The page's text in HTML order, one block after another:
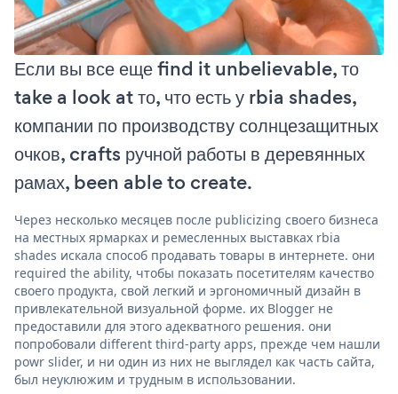
Если вы все еще find it unbelievable, то
take a look at то, что есть у rbia shades,
компании по производству солнцезащитных
очков, crafts ручной работы в деревянных
рамах, been able to create.
Через несколько месяцев после publicizing своего бизнеса
на местных ярмарках и ремесленных выставках rbia
shades искала способ продавать товары в интернете. они
required the ability, чтобы показать посетителям качество
своего продукта, свой легкий и эргономичный дизайн в
привлекательной визуальной форме. их Blogger не
предоставили для этого адекватного решения. они
попробовали different third-party apps, прежде чем нашли
powr slider, и ни один из них не выглядел как часть сайта,
был неуклюжим и трудным в использовании.